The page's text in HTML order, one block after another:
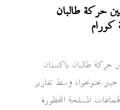
حركة طالبان
كورام
حركة طالبان باكستان
بختونخوا، وسط تقارير
المسلحة المحظورة